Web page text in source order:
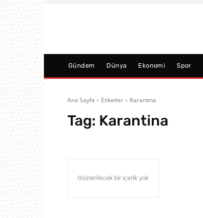
Gündem Dünya Ekonomi Spor
Ana Sayfa Etiketler Karantina
Tag: Karantina
Gösterilecek bir içerik yok